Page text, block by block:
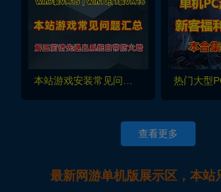
查看更多
最新网游单机版展示区，本站